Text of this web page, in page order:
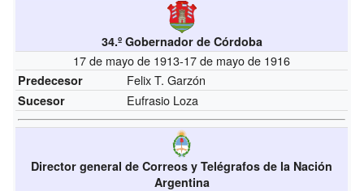
34.º Gobernador de Córdoba
17 de mayo de 1913-17 de mayo de 1916
Predecesor Felix T. Garzón
Sucesor Eufrasio Loza
Director general de Correos y Telégrafos de la Nación
Argentina